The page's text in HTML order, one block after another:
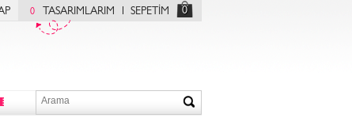
0 TASARIMLARIM SEPETİM 0